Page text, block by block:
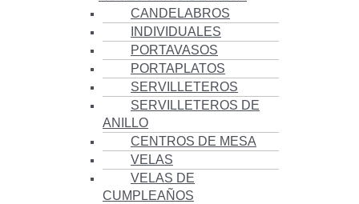
CANDELABROS
INDIVIDUALES
PORTAVASOS
PORTAPLATOS
SERVILLETEROS
SERVILLETEROS DE
ANILLO
CENTROS DE MESA
VELAS
VELAS DE
CUMPLEAÑOS